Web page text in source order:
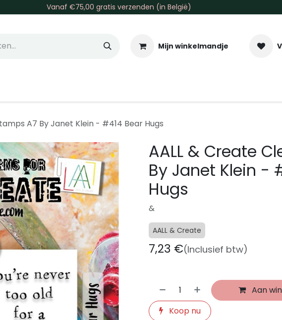
Vanaf €75,00 gratis verzenden (in België)
Mijn winkelmandje
A7 By Janet Klein - #414 Bear Hugs
AALL & Create
By Janet Klein -
Hugs
&
AALL & Create
7,23 €(Inclusief btw)
Aan
Koop nu